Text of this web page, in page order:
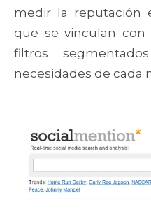
medir la reputación
que se vinculan con
filtros
necesidades de cada